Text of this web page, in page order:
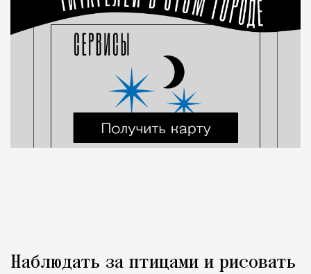
Наблюдать за птицами и рисовать